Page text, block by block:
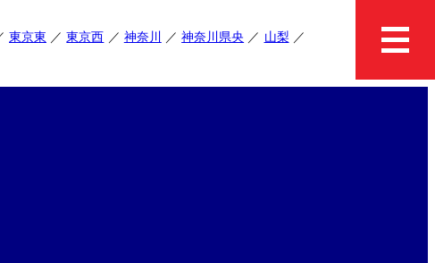
東京東 東京西 神奈川 神奈川県央
山梨